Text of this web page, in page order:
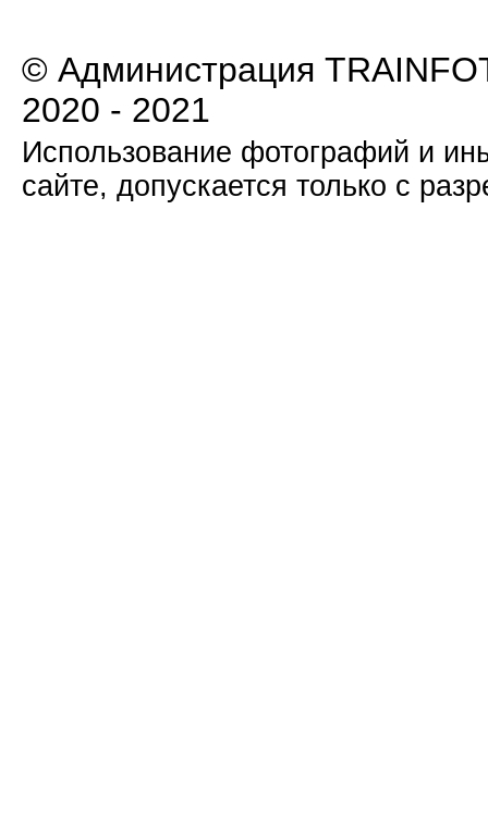
© Администрация
2020 - 2021
Использование фотографий и
сайте, допускается только с